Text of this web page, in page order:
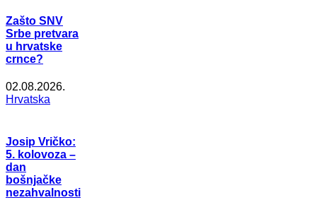
Zašto SNV
Srbe pretvara
u hrvatske
crnce?
02.08.2026.
Hrvatska
Josip Vričko:
5. kolovoza –
dan
bošnjačke
nezahvalnosti